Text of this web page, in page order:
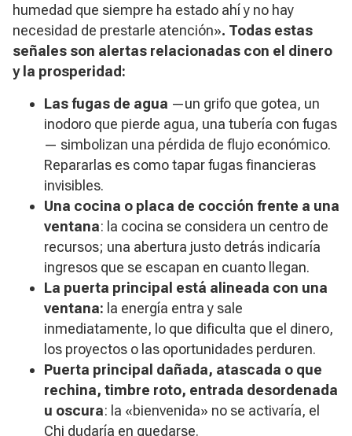
humedad que siempre ha estado ahí y no hay
necesidad de prestarle atención». Todas estas
señales son alertas relacionadas con el dinero
y la prosperidad:
Las fugas de agua —un grifo que gotea, un
inodoro que pierde agua, una tubería con fugas
— simbolizan una pérdida de flujo económico.
Repararlas es como tapar fugas financieras
invisibles.
Una cocina o placa de cocción frente a una
ventana: la cocina se considera un centro de
recursos; una abertura justo detrás indicaría
ingresos que se escapan en cuanto llegan.
La puerta principal está alineada con una
ventana: la energía entra y sale
inmediatamente, lo que dificulta que el dinero,
los proyectos o las oportunidades perduren.
Puerta principal dañada, atascada o que
rechina, timbre roto, entrada desordenada
u oscura: la «bienvenida» no se activaría, el
Chi dudaría en quedarse.